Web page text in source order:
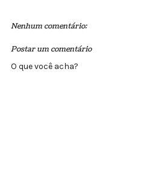
Nenhum comentário:
Postar um comentário
O que você acha?